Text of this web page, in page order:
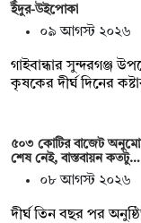
ইঁদুর-উইপোকা
০৯ আগস্ট ২০২৬
গাইবান্ধার সুন্দরগঞ্জ
কৃষকের দীর্ঘ দিনের
৫০৩ কোটির বাজেট
শেষ নেই, বাস্তবায়ন কতটু…
০৮ আগস্ট ২০২৬
দীর্ঘ তিন বছর পর